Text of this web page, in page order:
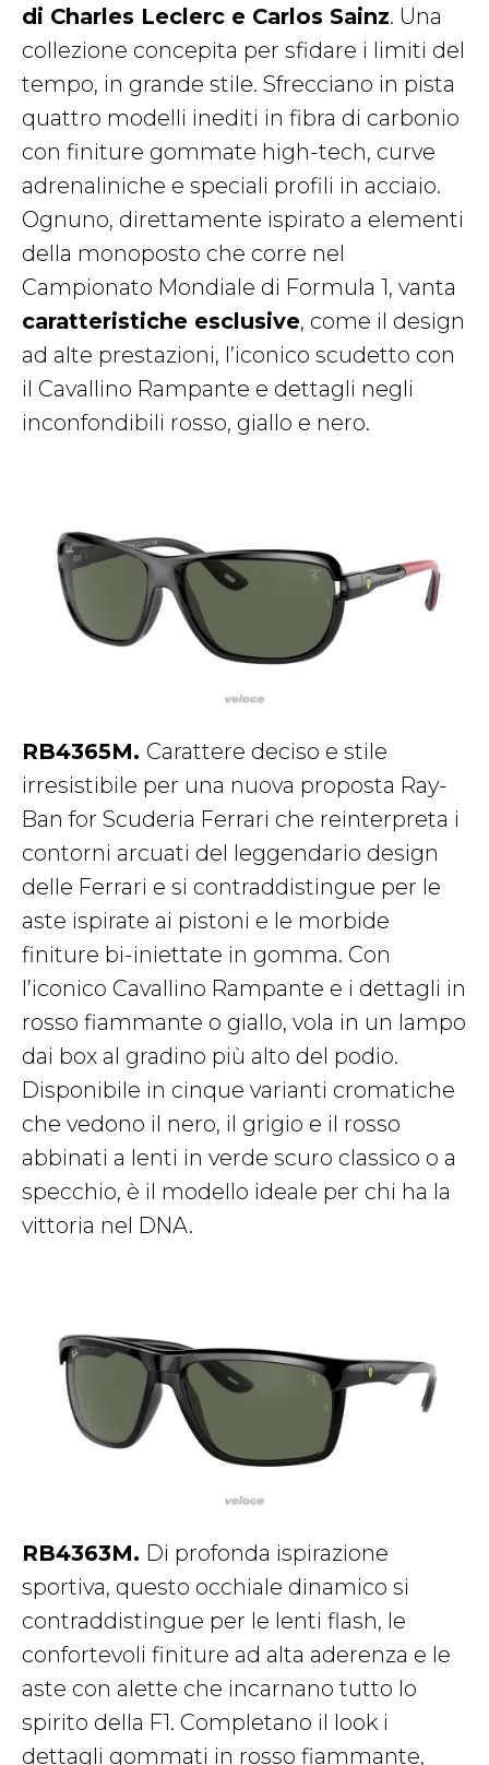
di Charles Leclerc e Carlos Sainz. Una
collezione concepita per sfidare i limiti del
tempo, in grande stile. Sfrecciano in pista
quattro modelli inediti in fibra di carbonio
con finiture gommate high-tech, curve
adrenaliniche e speciali profili in acciaio.
Ognuno, direttamente ispirato a elementi
della monoposto che corre nel
Campionato Mondiale di Formula 1, vanta
caratteristiche esclusive, come il design
ad alte prestazioni, l’iconico scudetto con
il Cavallino Rampante e dettagli negli
inconfondibili rosso, giallo e nero.
RB4365M. Carattere deciso e stile
irresistibile per una nuova proposta Ray-
Ban for Scuderia Ferrari che reinterpreta i
contorni arcuati del leggendario design
delle Ferrari e si contraddistingue per le
aste ispirate ai pistoni e le morbide
finiture bi-iniettate in gomma. Con
l’iconico Cavallino Rampante e i dettagli in
rosso fiammante o giallo, vola in un lampo
dai box al gradino più alto del podio.
Disponibile in cinque varianti cromatiche
che vedono il nero, il grigio e il rosso
abbinati a lenti in verde scuro classico o a
specchio, è il modello ideale per chi ha la
vittoria nel DNA.
RB4363M. Di profonda ispirazione
sportiva, questo occhiale dinamico si
contraddistingue per le lenti flash, le
confortevoli finiture ad alta aderenza e le
aste con alette che incarnano tutto lo
spirito della F1. Completano il look i
dettagli gommati in rosso fiammante,